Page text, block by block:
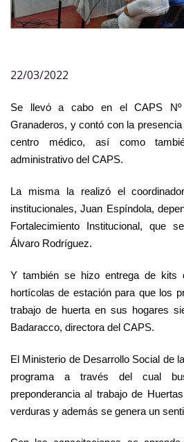
22/03/2022
Se llevó a cabo en el CAPS Nº
Granaderos, y contó con la
centro médico, así como
administrativo del CAPS.
La misma la realizó el
institucionales, Juan Espíndola,
Fortalecimiento Institucional, que
Álvaro Rodríguez.
Y también se hizo entrega de kits
hortícolas de estación para que los
trabajo de huerta en sus hogares
Badaracco, directora del CAPS.
El Ministerio de Desarrollo Social de
programa a través del cual
preponderancia al trabajo de
verduras y además se genera un